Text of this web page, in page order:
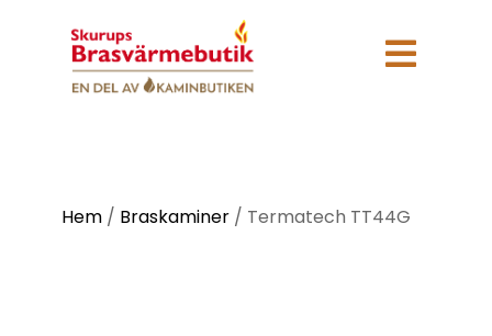

Hem / Braskaminer / Termatech TT44G